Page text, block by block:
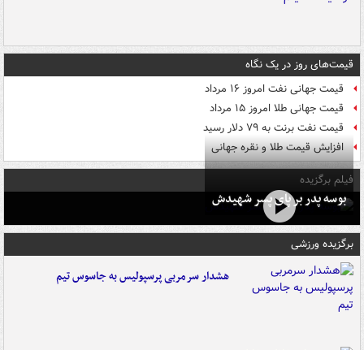
قیمت‌های روز در یک نگاه
قیمت جهانی نفت امروز ۱۶ مرداد
قیمت جهانی طلا امروز ۱۵ مرداد
قیمت نفت برنت به ۷۹ دلار رسید
افزایش قیمت طلا و نقره جهانی
فیلم برگزیده
بوسه‌ پدر بر پای پسر شهیدش
برگزیده ورزشی
هشدار سرمربی پرسپولیس به جاسوس تیم